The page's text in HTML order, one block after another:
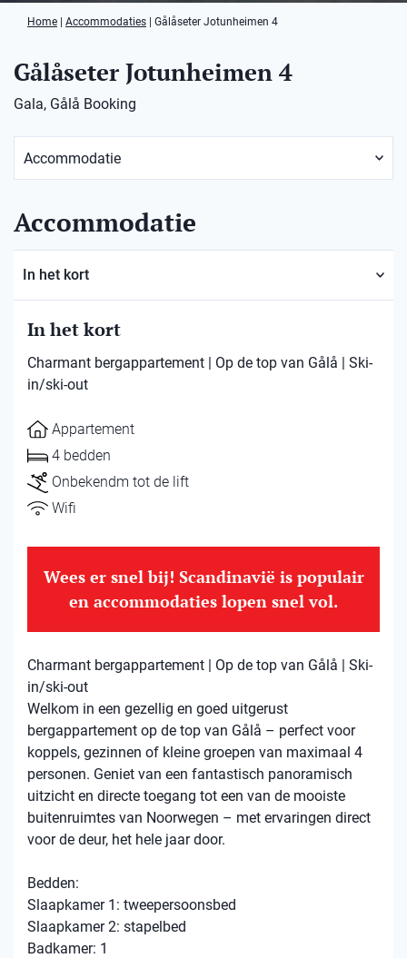
Home Accommodaties Gålåseter Jotunheimen 4
Gålåseter Jotunheimen 4
Gala, Gålå Booking
Accommodatie
In het kort
In het kort
Charmant bergappartement | Op de top van Gålå | Ski-
in/ski-out
Appartement
4 bedden
Onbekendm tot de lift
Wifi
Wees er snel bij! Scandinavië is populair
en accommodaties lopen snel vol.
Charmant bergappartement | Op de top van Gålå | Ski-
in/ski-out
Welkom in een gezellig en goed uitgerust
bergappartement op de top van Gålå – perfect voor
koppels, gezinnen of kleine groepen van maximaal 4
personen. Geniet van een fantastisch panoramisch
uitzicht en directe toegang tot een van de mooiste
buitenruimtes van Noorwegen – met ervaringen direct
voor de deur, het hele jaar door.
Bedden:
Slaapkamer 1: tweepersoonsbed
Slaapkamer 2: stapelbed
Badkamer: 1